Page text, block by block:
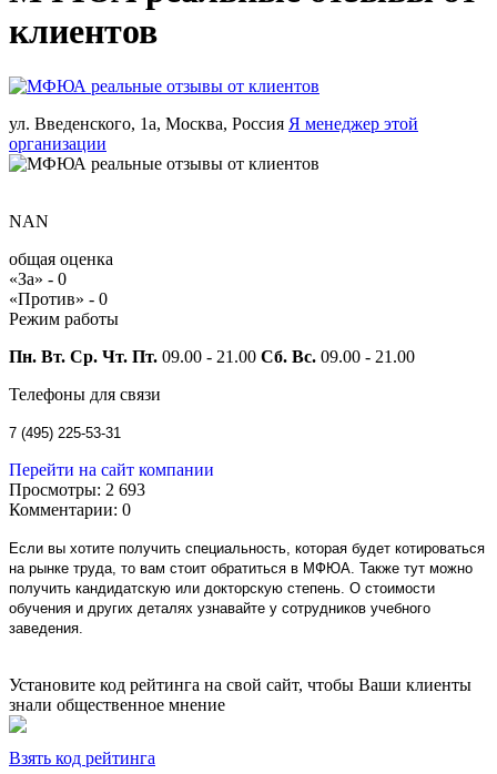
клиентов
ул. Введенского, 1а, Москва, Россия Я менеджер этой
организации
NAN
общая оценка
«За» - 0
«Против» - 0
Режим работы
Пн. Вт. Ср. Чт. Пт. 09.00 - 21.00 Сб. Вс. 09.00 - 21.00
Телефоны для связи
7 (495) 225-53-31
Перейти на сайт компании
Просмотры: 2 693
Комментарии: 0
Если вы хотите получить специальность, которая будет котироваться
на рынке труда, то вам стоит обратиться в МФЮА. Также тут можно
получить кандидатскую или докторскую степень. О стоимости
обучения и других деталях узнавайте у сотрудников учебного
заведения.
Установите код рейтинга на свой сайт, чтобы Ваши клиенты
знали общественное мнение
Взять код рейтинга